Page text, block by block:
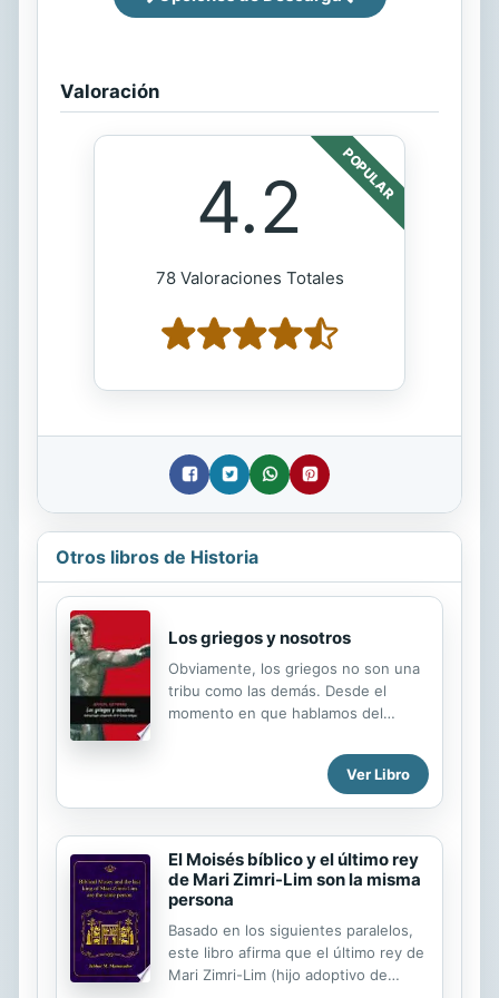
Valoración
POPULAR
4.2
78 Valoraciones Totales
Otros libros de Historia
Los griegos y nosotros
Obviamente, los griegos no son una
tribu como las demás. Desde el
momento en que hablamos del
otros–, inevitablemente, los griegos
constituyen realmente el quid de la
la tradición en Japón, Indonesia, la
antigua Roma y entre «nuestros»
griegos. o las formas en que se
discuten los «asuntos comunes» –la
ciudad, la paz y la guerra, la religión y
su papel– en las comunas italianas o
Ver Libro
El Moisés bíblico y el último rey
de Mari Zimri-Lim son la misma
persona
Basado en los siguientes paralelos,
este libro afirma que el último rey de
Mari Zimri-Lim (hijo adoptivo de